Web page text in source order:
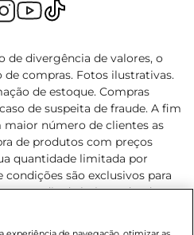
de divergência de valores, o
compras. Fotos ilustrativas.
de estoque. Compras
de suspeita de fraude. A fim
maior número de clientes as
de produtos com preços
quantidade limitada por
são exclusivos para
o dia de hoje, podendo
notificação. Proibida a venda